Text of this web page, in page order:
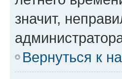
значит,
Вернуться к